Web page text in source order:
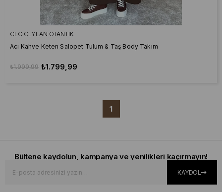
CEO CEYLAN OTANTIK
Acı Kahve Keten Salopet Tulum & Taş Body Takım
₺1.799,99
₺1.999,99
1
Bültene kaydolun, kampanya ve yenilikleri kaçırmayın!
KAYDOL